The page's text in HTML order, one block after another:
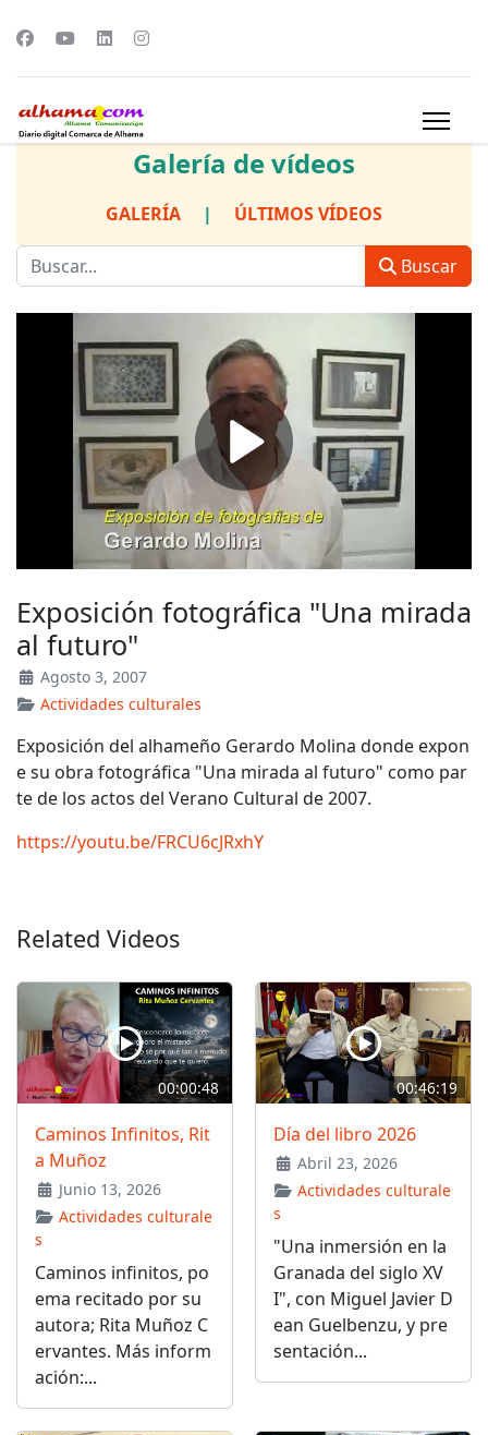
Galería de vídeos
GALERÍA | ÚLTIMOS VÍDEOS
Buscar
Exposición fotográfica "Una mirada
al futuro"
Agosto 3, 2007
Actividades culturales
Exposición del alhameño Gerardo Molina donde expon
e su obra fotográfica "Una mirada al futuro" como par
te de los actos del Verano Cultural de 2007.
https://youtu.be/FRCU6cJRxhY
Related Videos
00:00:48
Caminos Infinitos, Rit
a Muñoz
Junio 13, 2026
Actividades culturale
s
Caminos infinitos, po
ema recitado por su
autora; Rita Muñoz C
ervantes. Más inform
ación:...
00:46:19
Día del libro 2026
Abril 23, 2026
Actividades culturale
s
"Una inmersión en la
Granada del siglo XV
I", con Miguel Javier D
ean Guelbenzu, y pre
sentación...